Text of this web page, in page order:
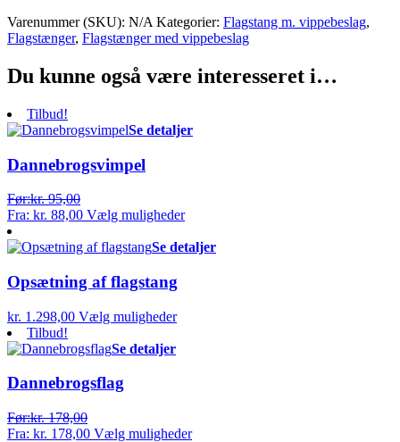
Varenummer (SKU): N/A Kategorier: Flagstang m. vippebeslag,
Flagstænger, Flagstænger med vippebeslag
Du kunne også være interesseret i…
Tilbud!
Se detaljer
Dannebrogsvimpel
Før:kr.95,00
Fra: kr. 88,00 Vælg muligheder
Se detaljer
Opsætning af flagstang
kr. 1.298,00 Vælg muligheder
Tilbud!
Se detaljer
Dannebrogsflag
Før:kr.178,00
Fra: kr. 178,00 Vælg muligheder